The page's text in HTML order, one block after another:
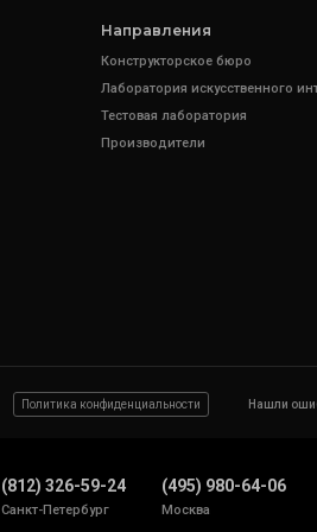
Направления
Конструкторское бюро
Лаборатория искусственного
Тестовая лаборатория
Производители
Политика конфиденциальности Нашли
(812) 326-59-24
Санкт-Петербург
(495) 980-64-06
Москва